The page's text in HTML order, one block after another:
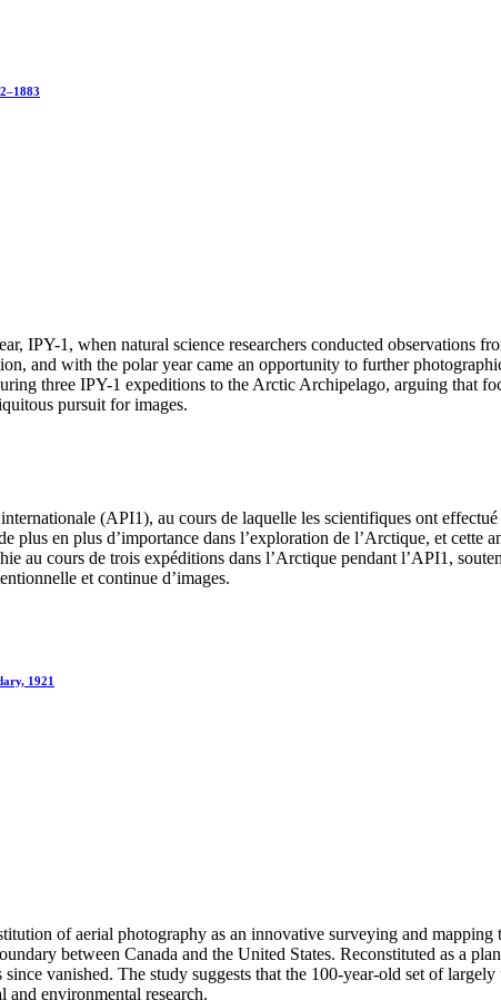
IPY-1, when natural science researchers conducted observations
and with the polar year came an opportunity to further
three IPY-1 expeditions to the Arctic Archipelago, arguing that
pursuit for images.
(API1), au cours de laquelle les scientifiques ont
en plus d’importance dans l’exploration de l’Arctique, et cette
au cours de trois expéditions dans l’Arctique pendant l’API1,
et continue d’images.
1921
of aerial photography as an innovative surveying and
between Canada and the United States. Reconstituted as a
vanished. The study suggests that the 100-year-old set of
environmental research.